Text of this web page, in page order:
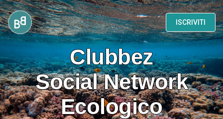
ISCRIVITI
Clubbez
Social Network
Ecologico